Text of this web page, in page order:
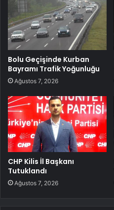
Bolu Geçişinde Kurban
Bayramı Trafik Yoğunluğu
Ağustos 7, 2026
CHP Kilis İl Başkanı
Tutuklandı
Ağustos 7, 2026